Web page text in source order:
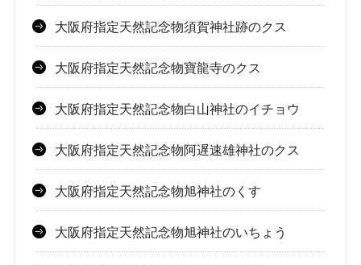
大阪府指定天然記念物須賀神社跡のクス
大阪府指定天然記念物寶龍寺のクス
大阪府指定天然記念物白山神社のイチョウ
大阪府指定天然記念物阿遅速雄神社のクス
大阪府指定天然記念物旭神社のくす
大阪府指定天然記念物旭神社のいちょう